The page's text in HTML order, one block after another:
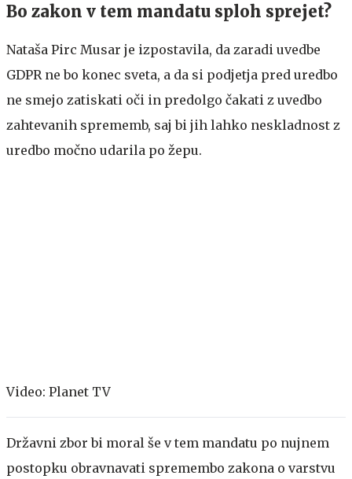
Bo zakon v tem mandatu sploh sprejet?
Nataša Pirc Musar je izpostavila, da zaradi uvedbe
GDPR ne bo konec sveta, a da si podjetja pred uredbo
ne smejo zatiskati oči in predolgo čakati z uvedbo
zahtevanih sprememb, saj bi jih lahko neskladnost z
uredbo močno udarila po žepu.
Video: Planet TV
Državni zbor bi moral še v tem mandatu po nujnem
postopku obravnavati spremembo zakona o varstvu